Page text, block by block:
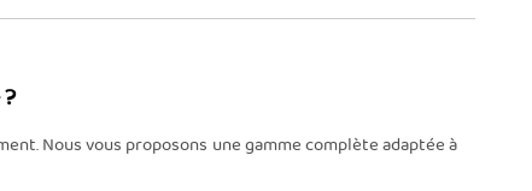
Nous vous proposons une gamme complète adaptée à